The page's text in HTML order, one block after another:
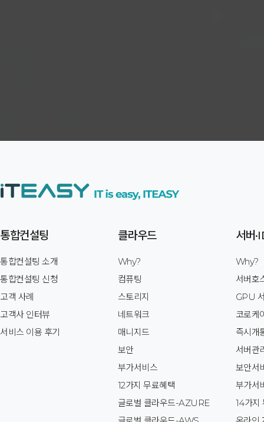
통합컨설팅
통합컨설팅 소개
통합컨설팅 신청
고객 사례
고객사 인터뷰
서비스 이용 후기
클라우드
Why?
컴퓨팅
스토리지
네트워크
매니지드
보안
부가서비스
12가지 무료혜택
글로벌 클라우드-AZURE
서버
Why?
서버호
GPU
코로케
즉시개
서버관
보안서
부가서
14가지